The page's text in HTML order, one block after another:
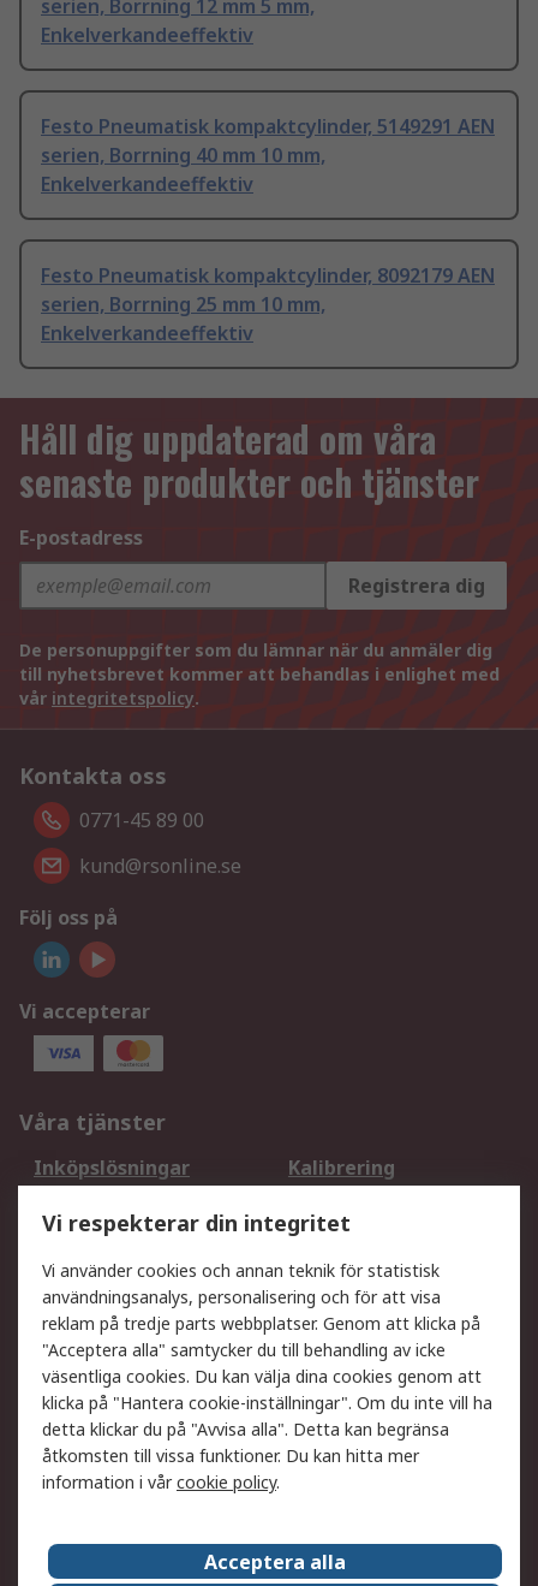
serien, Borrning 12 mm 5 mm,
Enkelverkandeeffektiv
Festo Pneumatisk kompaktcylinder, 5149291 AEN
serien, Borrning 40 mm 10 mm,
Enkelverkandeeffektiv
Festo Pneumatisk kompaktcylinder, 8092179 AEN
serien, Borrning 25 mm 10 mm,
Enkelverkandeeffektiv
Håll dig uppdaterad om våra
senaste produkter och tjänster
E-postadress
Registrera dig
De personuppgifter som du lämnar när du anmäler dig
till nyhetsbrevet kommer att behandlas i enlighet med
vår integritetspolicy.
Kontakta oss
0771-45 89 00
kund@rsonline.se
Följ oss på
Vi accepterar
Våra tjänster
Inköpslösningar
Kalibrering
DesignSpark
Teknisk Support
Ditt lokala säljteam
Exportlösningar
Support
Få hjälp
Retur av varor
Leverans
Spåra din order
Begär en fakturakopi
Fördelar med RS-konto
Betalningsalternativ
Vi respekterar din integritet
Vi använder cookies och annan teknik för statistisk
användningsanalys, personalisering och för att visa
reklam på tredje parts webbplatser. Genom att klicka på
"Acceptera alla" samtycker du till behandling av icke
väsentliga cookies. Du kan välja dina cookies genom att
klicka på "Hantera cookie-inställningar". Om du inte vill ha
detta klickar du på "Avvisa alla". Detta kan begränsa
åtkomsten till vissa funktioner. Du kan hitta mer
information i vårcookie policy.
Acceptera alla